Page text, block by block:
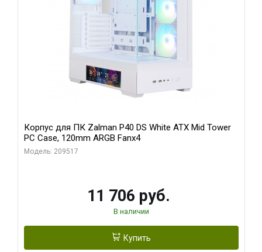
Корпус для ПК Zalman P40 DS White ATX Mid Tower
PC Case, 120mm ARGB Fanx4
Модель: 209517
11 706 руб.
В наличии
Купить